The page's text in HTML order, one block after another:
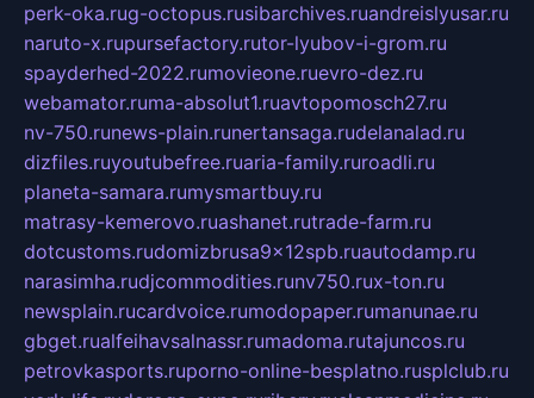
perk-oka.rug-octopus.rusibarchives.ruandreislyusar.ru
naruto-x.rupursefactory.rutor-lyubov-i-grom.ru
spayderhed-2022.rumovieone.ruevro-dez.ru
webamator.ruma-absolut1.ruavtopomosch27.ru
nv-750.runews-plain.runertansaga.rudelanalad.ru
dizfiles.ruyoutubefree.ruaria-family.ruroadli.ru
planeta-samara.rumysmartbuy.ru
matrasy-kemerovo.ruashanet.rutrade-farm.ru
dotcustoms.rudomizbrusa9x12spb.ruautodamp.ru
narasimha.rudjcommodities.runv750.rux-ton.ru
newsplain.rucardvoice.rumodopaper.rumanunae.ru
gbget.rualfeihavsalnassr.rumadoma.rutajuncos.ru
petrovkasports.ruporno-online-besplatno.rusplclub.ru